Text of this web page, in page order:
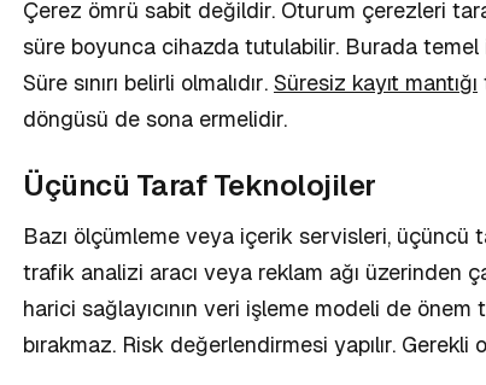
Çerez ömrü sabit değildir. Oturum çerezleri
süre boyunca cihazda tutulabilir. Burada
Süre sınırı belirli olmalıdır. Süresiz kayıt mantığı
döngüsü de sona ermelidir.
Üçüncü Taraf Teknolojiler
Bazı ölçümleme veya içerik servisleri, üçüncü
trafik analizi aracı veya reklam ağı üzerinden
harici sağlayıcının veri işleme modeli de önem
bırakmaz. Risk değerlendirmesi yapılır.